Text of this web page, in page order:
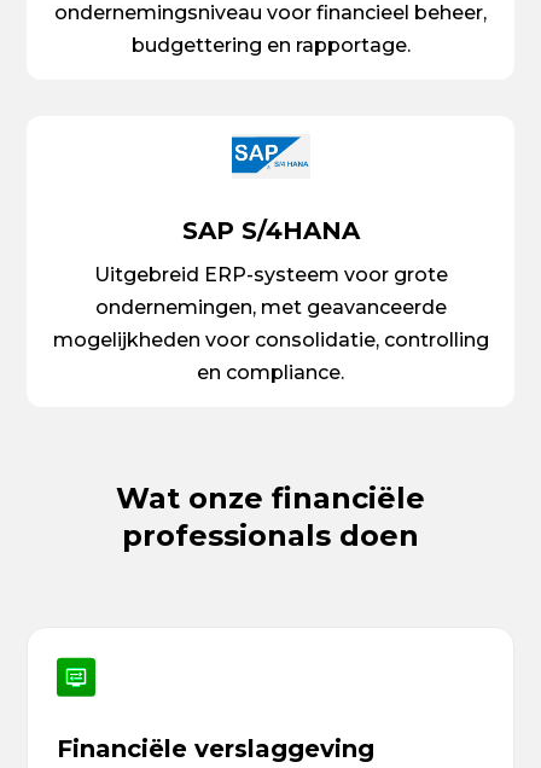
ondernemingsniveau voor financieel beheer,
budgettering en rapportage.
SAP S/4HANA
Uitgebreid ERP-systeem voor grote
ondernemingen, met geavanceerde
mogelijkheden voor consolidatie, controlling
en compliance.
Wat onze financiële
professionals doen
Financiële verslaggeving